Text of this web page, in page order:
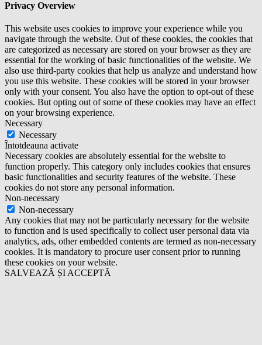
Privacy Overview
This website uses cookies to improve your experience while you
navigate through the website. Out of these cookies, the cookies that
are categorized as necessary are stored on your browser as they are
essential for the working of basic functionalities of the website. We
also use third-party cookies that help us analyze and understand how
you use this website. These cookies will be stored in your browser
only with your consent. You also have the option to opt-out of these
cookies. But opting out of some of these cookies may have an effect
on your browsing experience.
Necessary
Necessary
Întotdeauna activate
Necessary cookies are absolutely essential for the website to
function properly. This category only includes cookies that ensures
basic functionalities and security features of the website. These
cookies do not store any personal information.
Non-necessary
Non-necessary
Any cookies that may not be particularly necessary for the website
to function and is used specifically to collect user personal data via
analytics, ads, other embedded contents are termed as non-necessary
cookies. It is mandatory to procure user consent prior to running
these cookies on your website.
SALVEAZĂ ȘI ACCEPTĂ